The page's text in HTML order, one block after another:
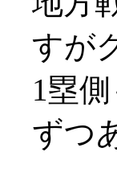
すが
1塁
ずつ